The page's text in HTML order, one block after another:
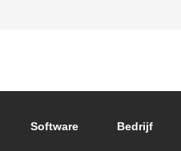
Software Bedrijf